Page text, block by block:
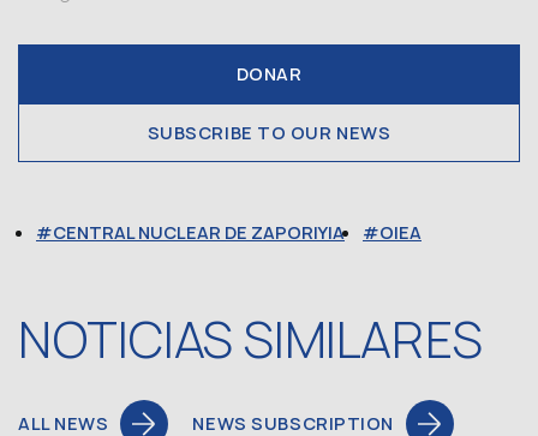
DONAR
SUBSCRIBE TO OUR NEWS
CENTRAL NUCLEAR DE ZAPORIYIA OIEA
NOTICIAS SIMILARES
ALL NEWS NEWS SUBSCRIPTION